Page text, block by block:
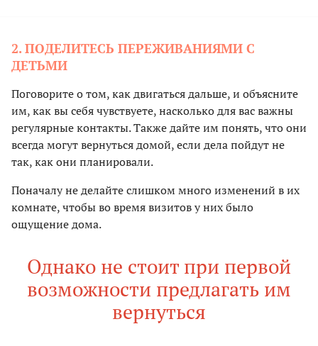
2. ПОДЕЛИТЕСЬ ПЕРЕЖИВАНИЯМИ С
ДЕТЬМИ
Поговорите о том, как двигаться дальше, и объясните
им, как вы себя чувствуете, насколько для вас важны
регулярные контакты. Также дайте им понять, что они
всегда могут вернуться домой, если дела пойдут не
так, как они планировали.
Поначалу не делайте слишком много изменений в их
комнате, чтобы во время визитов у них было
ощущение дома.
Однако не стоит при первой
возможности предлагать им
вернуться